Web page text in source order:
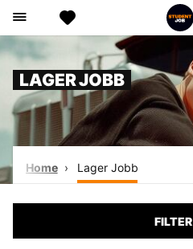
LAGER JOBB
Home Lager Jobb
FILTER